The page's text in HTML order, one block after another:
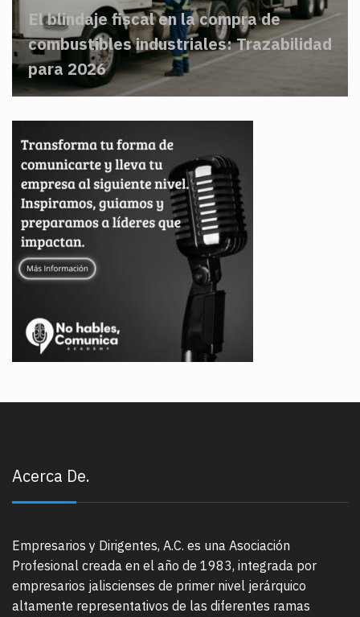
El blindaje fiscal en la compra de
combustibles industriales: Trazabilidad
para 2026
Acerca De.
Empresarios y Dirigentes, A.C. es una Asociación
Profesional creada en el año de 1983, integrada por
empresarios jaliscienses de primer nivel jerárquico
altamente representativos de las diferentes ramas